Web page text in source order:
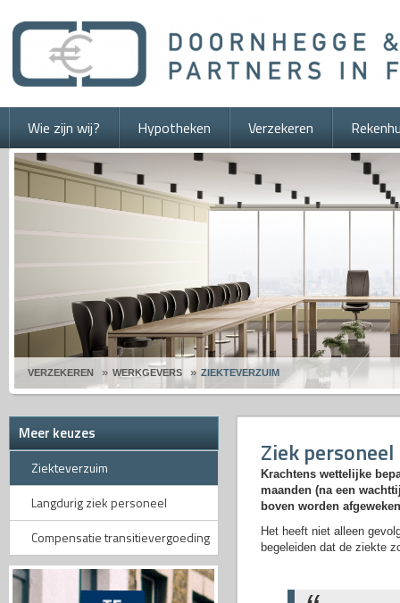
VERZEKEREN WERKGEVERS ZIEKTEVERZUIM
Wie zijn wij? Hypotheken Verzekeren
Meer keuzes
Ziekteverzuim
Langdurig ziek personeel
Compensatie transitievergoeding
Ziek
Krachtens wettelijke
maanden (na een
boven worden
Het heeft niet alleen
begeleiden dat de ziekte